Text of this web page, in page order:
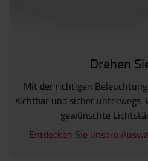
Drehen
Mit der richtigen
sichtbar und sicher unterwegs.
gewünschte
Entdecken Sie unsere